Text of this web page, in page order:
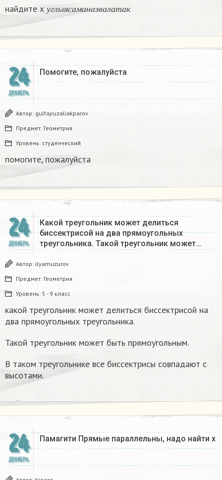
найдите х у гл ыяс ама н аз в ал а т а к
24
ДЕКАБРЬ
Помогите, пожалуйста ​
Автор: gulfajruzaliakparov
Предмет: Геометрия
Уровень: студенческий
помогите, пожалуйста ​
24
ДЕКАБРЬ
Какой треугольник может делиться
биссектрисой на два прямоугольных
треугольника. Такой треугольник может…
Автор: ilyamuzurov
Предмет: Геометрия
Уровень: 5 - 9 класс
какой треугольник может делиться биссектрисой на
два прямоугольных треугольника.
Такой треугольник может быть прямоугольным.
В таком треугольнике все биссектрисы совпадают с
высотами.
24
ДЕКАБРЬ
Памагити Прямые параллельны, надо найти x